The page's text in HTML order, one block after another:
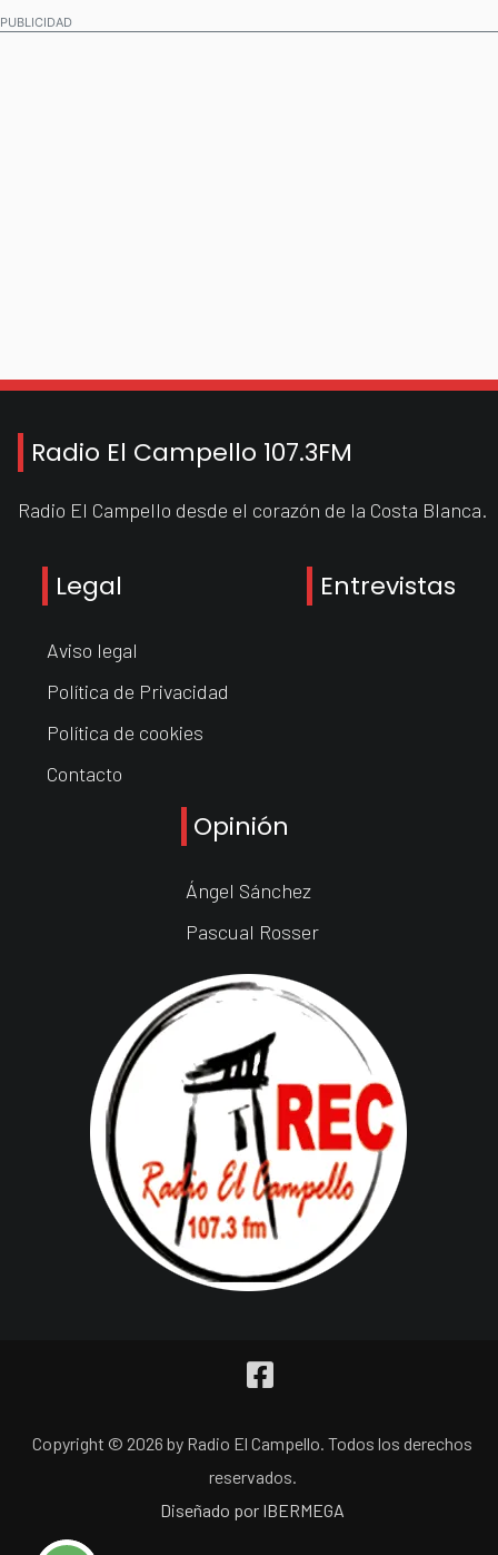
PUBLICIDAD
Radio El Campello 107.3FM
Radio El Campello desde el corazón de la Costa Blanca.
Legal
Aviso legal
Política de Privacidad
Política de cookies
Contacto
Entrevistas
Opinión
Ángel Sánchez
Pascual Rosser
Copyright © 2026 by Radio El Campello. Todos los derechos
reservados.
Diseñado por IBERMEGA